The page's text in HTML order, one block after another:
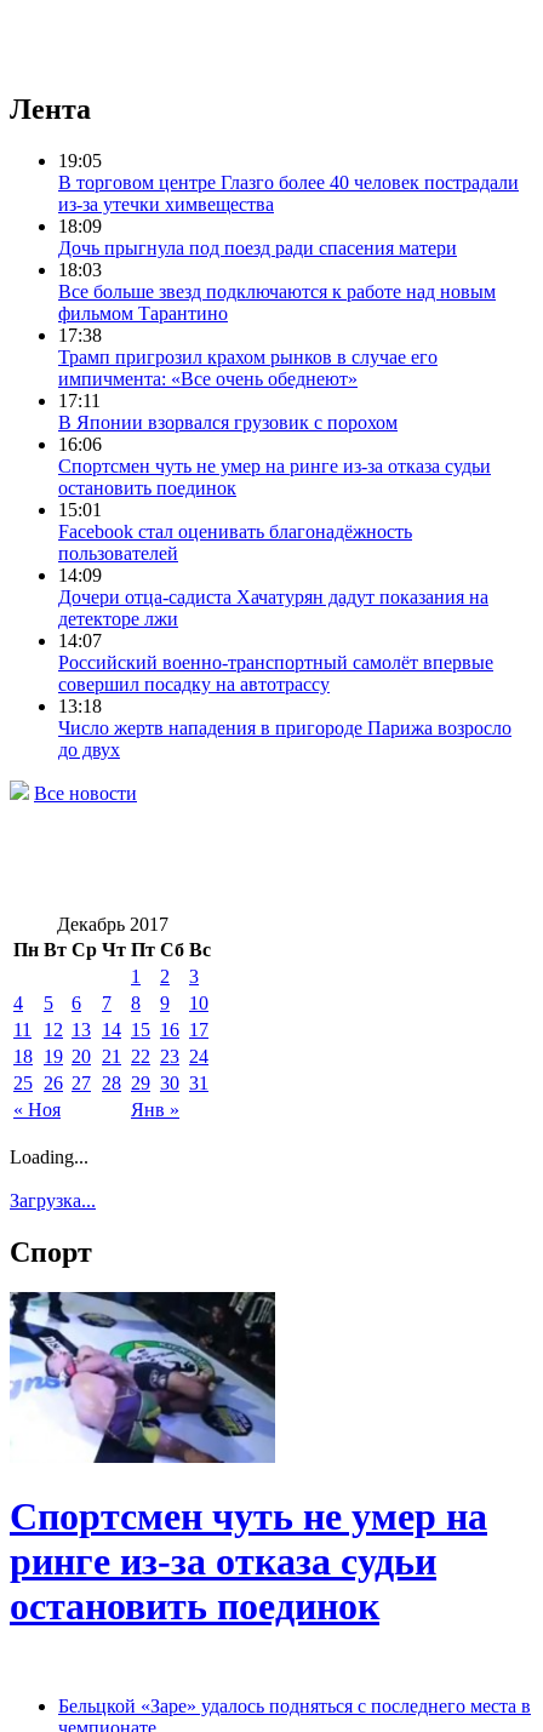
Лента
19:05
В торговом центре Глазго более 40 человек пострадали
из-за утечки химвещества
18:09
Дочь прыгнула под поезд ради спасения матери
18:03
Все больше звезд подключаются к работе над новым
фильмом Тарантино
17:38
Трамп пригрозил крахом рынков в случае его
импичмента: «Все очень обеднеют»
17:11
В Японии взорвался грузовик с порохом
16:06
Спортсмен чуть не умер на ринге из-за отказа судьи
остановить поединок
15:01
Facebook стал оценивать благонадёжность
пользователей
14:09
Дочери отца-садиста Хачатурян дадут показания на
детекторе лжи
14:07
Российский военно-транспортный самолёт впервые
совершил посадку на автотрассу
13:18
Число жертв нападения в пригороде Парижа возросло
до двух
Все новости
Декабрь 2017
Пн Вт Ср Чт Пт Сб Вс
« Ноя Янв »
1 2
3
4
5 6 7 8 9
10
11
12 13 14 15 16 17
18 19 20 21 22 23 24
25 26 27 28 29 30 31
Loading...
Загрузка...
Спорт
Спортсмен чуть не умер на
ринге из-за отказа судьи
остановить поединок
Бельцкой «Заре» удалось подняться с последнего места в